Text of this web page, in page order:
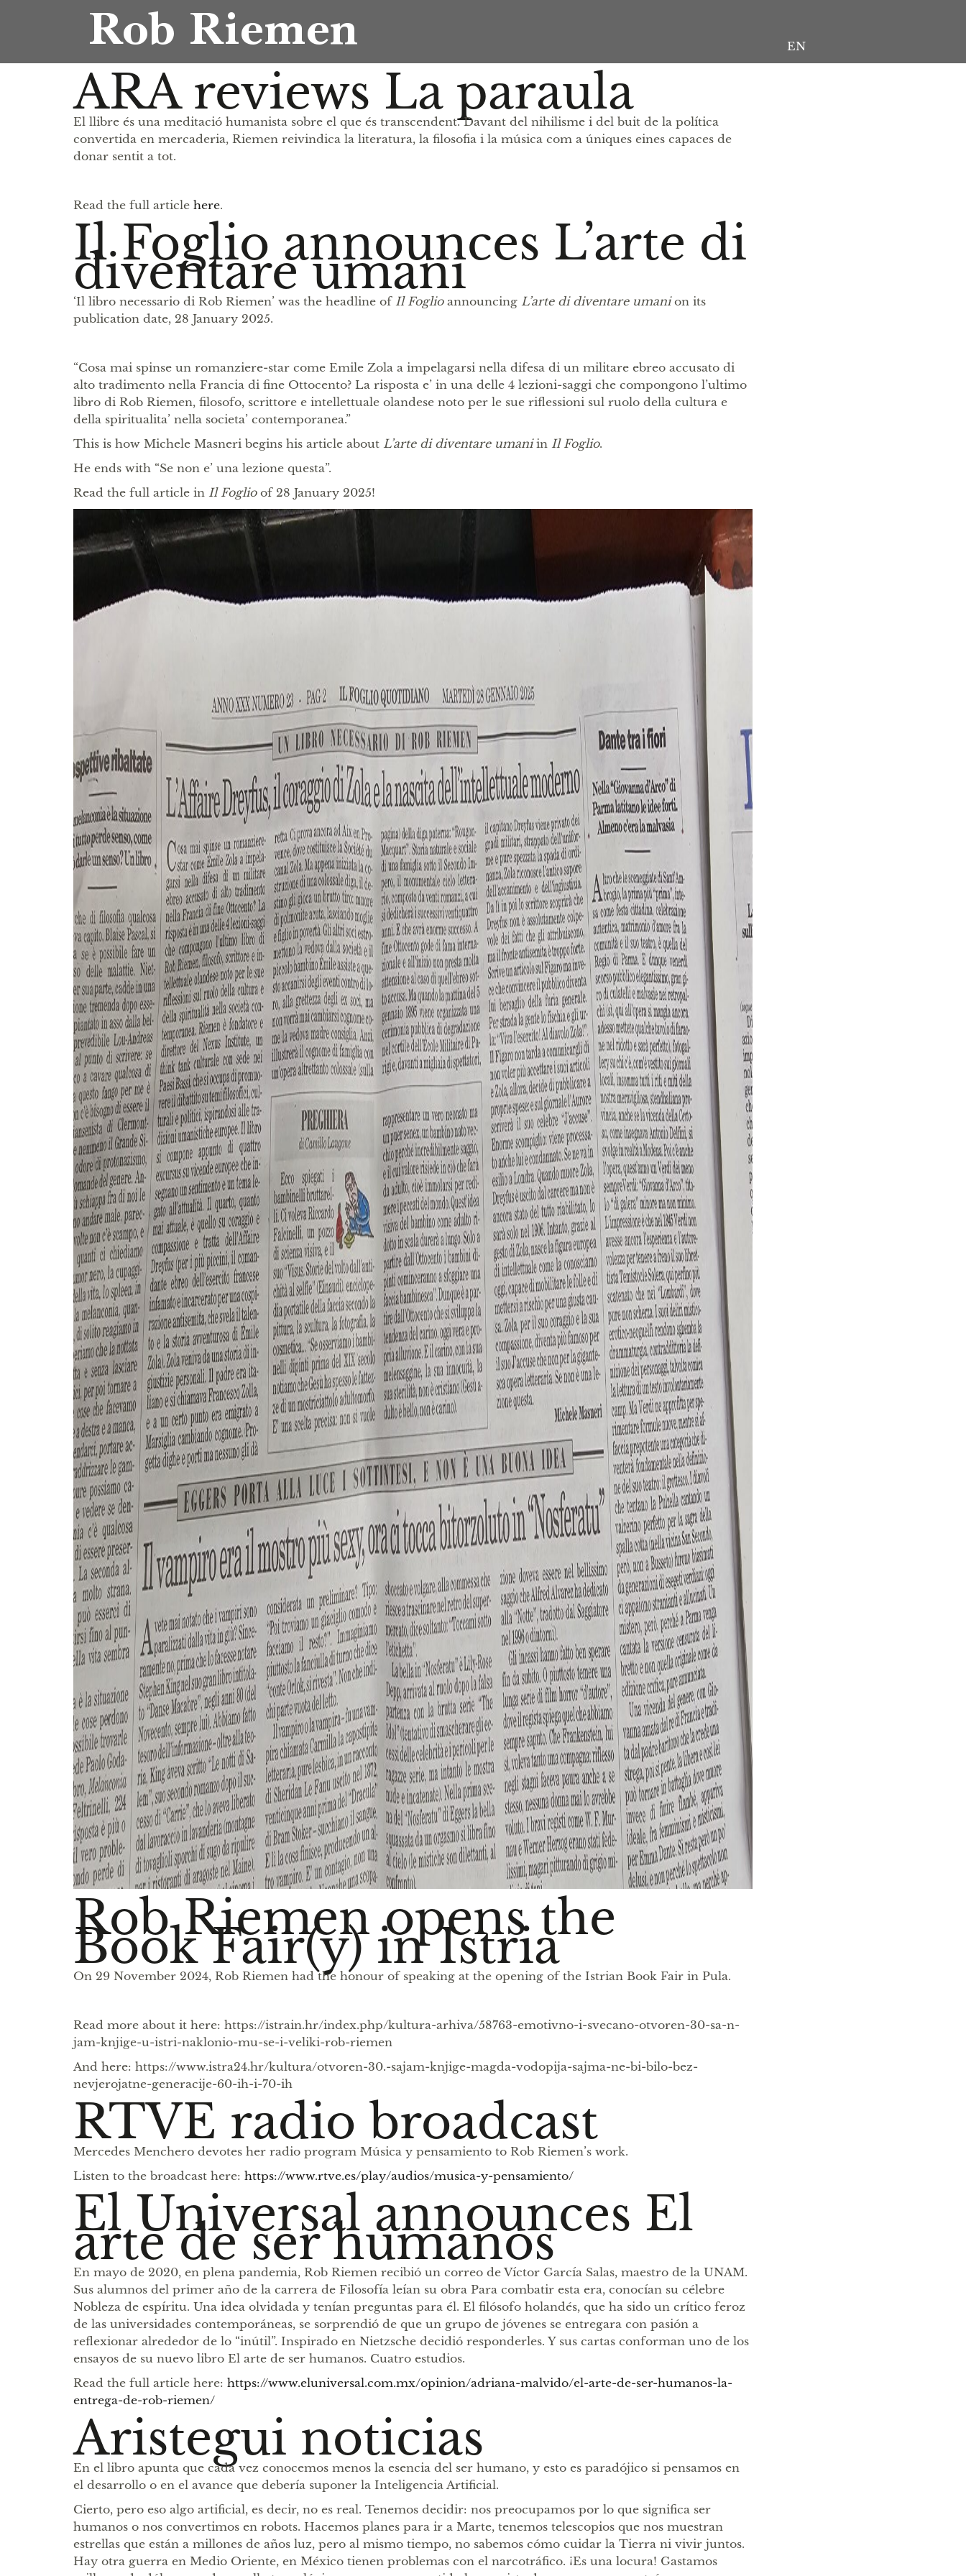
Rob Riemen EN
ARA reviews La paraula
El llibre és una meditació humanista sobre el que és transcendent. Davant del nihilisme i del buit de la política
convertida en mercaderia, Riemen reivindica la literatura, la filosofia i la música com a úniques eines capaces de
donar sentit a tot.
Read the full article here.
Il Foglio announces L’arte di
diventare umani
‘Il libro necessario di Rob Riemen’ was the headline of Il Foglio announcing L’arte di diventare umanion its
publication date, 28 January 2025.
“Cosa mai spinse un romanziere-star come Emile Zola a impelagarsi nella difesa di un militare ebreo accusato di
alto tradimento nella Francia di fine Ottocento? La risposta e’ in una delle 4 lezioni-saggi che compongono l’ultimo
libro di Rob Riemen, filosofo, scrittore e intellettuale olandese noto per le sue riflessioni sul ruolo della cultura e
della spiritualita’ nella societa’ contemporanea.”
This is how Michele Masneri begins his article about L’arte di diventare umaniin Il Foglio.
He ends with “Se non e’ una lezione questa”.
Read the full article in Il Foglio of 28 January 2025!
Rob Riemen opens the
Book Fair(y) in Istria
On 29 November 2024, Rob Riemen had the honour of speaking at the opening of the Istrian Book Fair in Pula.
Read more about it here: https://istrain.hr/index.php/kultura-arhiva/58763-emotivno-i-svecano-otvoren-30-sa-n-
jam-knjige-u-istri-naklonio-mu-se-i-veliki-rob-riemen
And here: https://www.istra24.hr/kultura/otvoren-30.-sajam-knjige-magda-vodopija-sajma-ne-bi-bilo-bez-
nevjerojatne-generacije-60-ih-i-70-ih
RTVE radio broadcast
Mercedes Menchero devotes her radio program Música y pensamiento to Rob Riemen’s work.
Listen to the broadcast here: https://www.rtve.es/play/audios/musica-y-pensamiento/
El Universal announces El
arte de ser humanos
En mayo de 2020, en plena pandemia, Rob Riemen recibió un correo de Víctor García Salas, maestro de la UNAM.
Sus alumnos del primer año de la carrera de Filosofía leían su obra Para combatir esta era, conocían su célebre
Nobleza de espíritu. Una idea olvidada y tenían preguntas para él. El filósofo holandés, que ha sido un crítico feroz
de las universidades contemporáneas, se sorprendió de que un grupo de jóvenes se entregara con pasión a
reflexionar alrededor de lo “inútil”. Inspirado en Nietzsche decidió responderles. Y sus cartas conforman uno de los
ensayos de su nuevo libro El arte de ser humanos. Cuatro estudios.
Read the full article here: https://www.eluniversal.com.mx/opinion/adriana-malvido/el-arte-de-ser-humanos-la-
entrega-de-rob-riemen/
Aristegui noticias
En el libro apunta que cada vez conocemos menos la esencia del ser humano, y esto es paradójico si pensamos en
el desarrollo o en el avance que debería suponer la Inteligencia Artificial.
Cierto, pero eso algo artificial, es decir, no es real. Tenemos decidir: nos preocupamos por lo que significa ser
humanos o nos convertimos en robots. Hacemos planes para ir a Marte, tenemos telescopios que nos muestran
estrellas que están a millones de años luz, pero al mismo tiempo, no sabemos cómo cuidar la Tierra ni vivir juntos.
Hay otra guerra en Medio Oriente, en México tienen problemas con el narcotráfico. ¡Es una locura! Gastamos